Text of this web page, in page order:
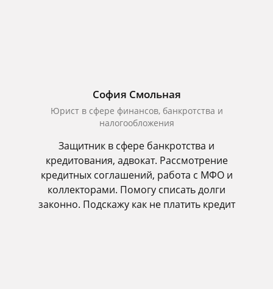
София Смольная
Юрист в сфере финансов, банкротства и
налогообложения
Защитник в сфере банкротства и
кредитования, адвокат. Рассмотрение
кредитных соглашений, работа с МФО и
коллекторами. Помогу списать долги
законно. Подскажу как не платить кредит